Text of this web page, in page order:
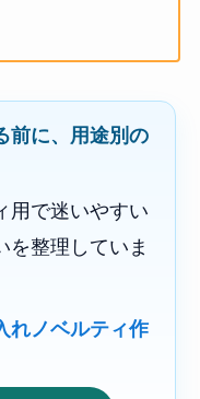
前に、用途別の
用で迷いやすい
を整理していま
れノベルティ作